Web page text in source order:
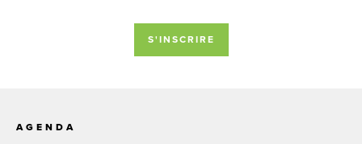
S'INSCRIRE
AGENDA